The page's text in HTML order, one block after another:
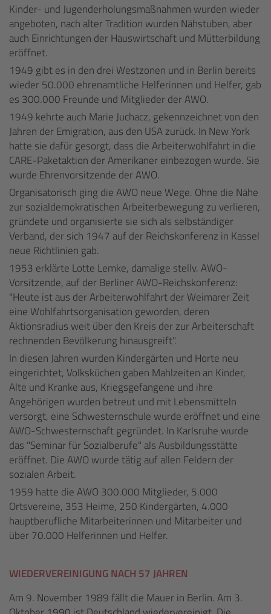
Kinder- und Jugenderholungsmaßnahmen wurden wieder
angeboten, nach alter Tradition wurden Nähstuben, aber
auch Einrichtungen der Hauswirtschaft und Mütterbildung
eröffnet.
1949 gibt es in den drei Westzonen und in Berlin bereits
wieder 50.000 ehrenamtliche Helferinnen und Helfer, gab
es 300.000 Freunde und Mitglieder der AWO.
1949 kehrte auch Marie Juchacz, gekennzeichnet von den
Jahren der Emigration, aus den USA zurück. In New York
hatte sie dafür gesorgt, dass die Arbeiterwohlfahrt in die
CARE-Paketaktion der Amerikaner einbezogen wurde. Sie
wurde Ehrenvorsitzende der AWO.
Organisatorisch ging die AWO neue Wege. Ohne die Nähe
zur sozialdemokratischen Arbeiterbewegung zu verlieren,
gründete und organisierte sie sich als selbständiger
Verband, der sich 1947 auf der Reichskonferenz in Kassel
neue Richtlinien gab.
1953 erklärte Lotte Lemke, damalige stellv. AWO-
Vorsitzende, auf der Berliner AWO-Reichskonferenz:
"Heute ist aus der Arbeiterwohlfahrt der Weimarer Zeit
eine Wohlfahrtsorganisation geworden, deren
Aktionsradius weit über den Kreis der zur Arbeiterschaft
rechnenden Bevölkerung hinausgreift".
In diesen Jahren wurden Kindergärten und Horte neu
eingerichtet, Volksküchen gaben Mahlzeiten an Kinder,
Alte und Kranke aus, Kriegsgefangene und ihre
Angehörigen wurden betreut und mit Lebensmitteln
versorgt, eine Schwesternschule wurde eröffnet und eine
AWO-Schwesternschaft gegründet. In Karlsruhe wurde
das "Seminar für Sozialberufe" als Ausbildungsstätte
eröffnet. Die AWO wurde tätig auf allen Feldern der
sozialen Arbeit.
1959 hatte die AWO 300.000 Mitglieder, 5.000
Ortsvereine, 353 Heime, 250 Kindergärten, 4.000
hauptberufliche Mitarbeiterinnen und Mitarbeiter und
über 70.000 Helferinnen und Helfer.
WIEDERVEREINIGUNG NACH 57 JAHREN
Am 9. November 1989 fällt die Mauer in Berlin. Am 3.